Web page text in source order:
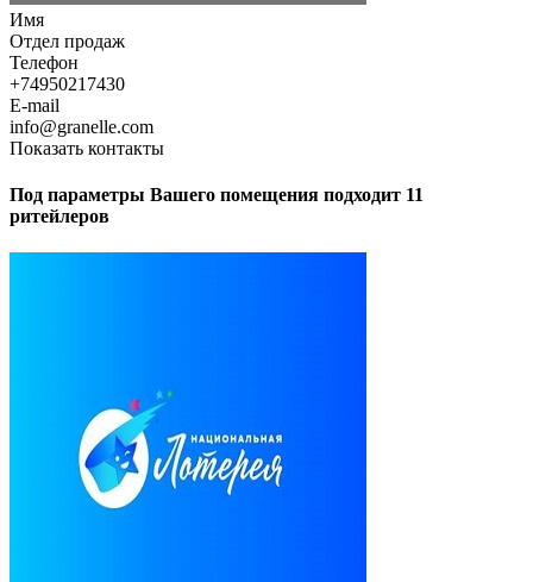
Имя
Отдел продаж
Телефон
+74950217430
E-mail
info@granelle.com
Показать контакты
Под параметры Вашего помещения подходит 11
ритейлеров